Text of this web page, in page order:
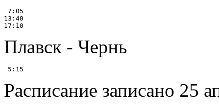
7:05
13:40
Плавск - Чернь
Расписание записано 25